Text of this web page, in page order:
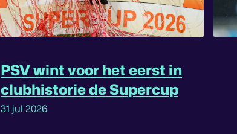
PSV wint voor het eerst in
clubhistorie de Supercup
31 jul 2026